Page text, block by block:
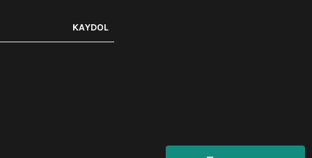
KAYDOL